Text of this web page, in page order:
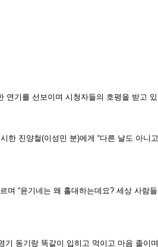
연기를 선보이며 시청자들의 호평을 받고
진양철(이성민 분)에게 “다른 날도 아
“윤기네는 왜 홀대하는데요? 세상 사람
동기랑 똑같이 입히고 먹이고 마음 졸